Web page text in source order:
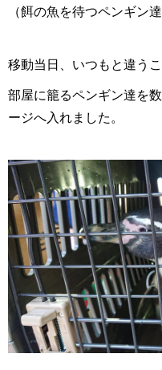
（餌の魚を待つペンギン達
移動当日、いつもと違う
部屋に籠るペンギン達を
ージへ入れました。